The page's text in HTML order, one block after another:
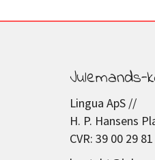
Julemands-
Lingua ApS //
H. P. Hansens
CVR: 39 00 29 81